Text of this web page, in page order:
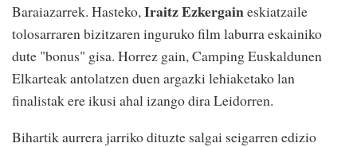
Baraiazarrek. Hasteko,Iraitz Ezkergaineskiatzaile
tolosarraren bizitzaren inguruko film laburra eskainiko
dute "bonus" gisa. Horrez gain, Camping Euskaldunen
Elkarteak antolatzen duen argazki lehiaketako lan
finalistak ere ikusi ahal izango dira Leidorren.
Bihartik aurrera jarriko dituzte salgai seigarren edizio